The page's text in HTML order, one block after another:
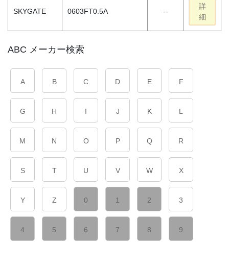
SKYGATE 0603FT0.5A --
詳
細
ABC メーカー検索
A B C D E F
G H I J K L
M N O P Q R
S T U V W X
Y Z 0 1 2 3
4 5 6 7 8 9